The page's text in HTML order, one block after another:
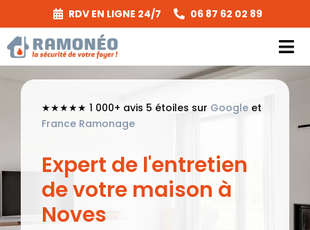
contenu
RDV EN LIGNE 24/7 06 87 62 02 89
Prestations
A Propos
Réglementation
★★★★★ 1 000+ avis 5 étoiles sur Googleet
France Ramonage
Expert de l'entretien
de votre maison à
Noves